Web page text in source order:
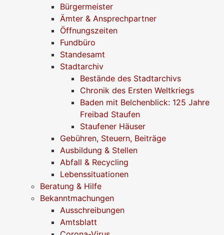
Bürgermeister
Ämter & Ansprechpartner
Öffnungszeiten
Fundbüro
Standesamt
Stadtarchiv
Bestände des Stadtarchivs
Chronik des Ersten Weltkriegs
Baden mit Belchenblick: 125 Jahre
Freibad Staufen
Staufener Häuser
Gebühren, Steuern, Beiträge
Ausbildung & Stellen
Abfall & Recycling
Lebenssituationen
Beratung & Hilfe
Bekanntmachungen
Ausschreibungen
Amtsblatt